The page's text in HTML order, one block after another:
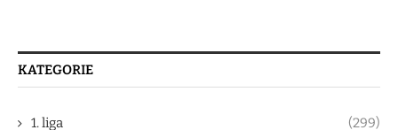
KATEGORIE
1. liga (299)